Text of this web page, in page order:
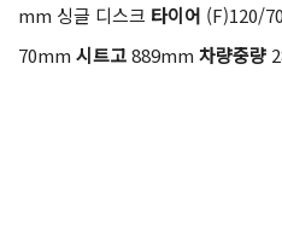
mm 싱글 디스크 타이어 (F)120/
70mm 시트고889mm 차량중량